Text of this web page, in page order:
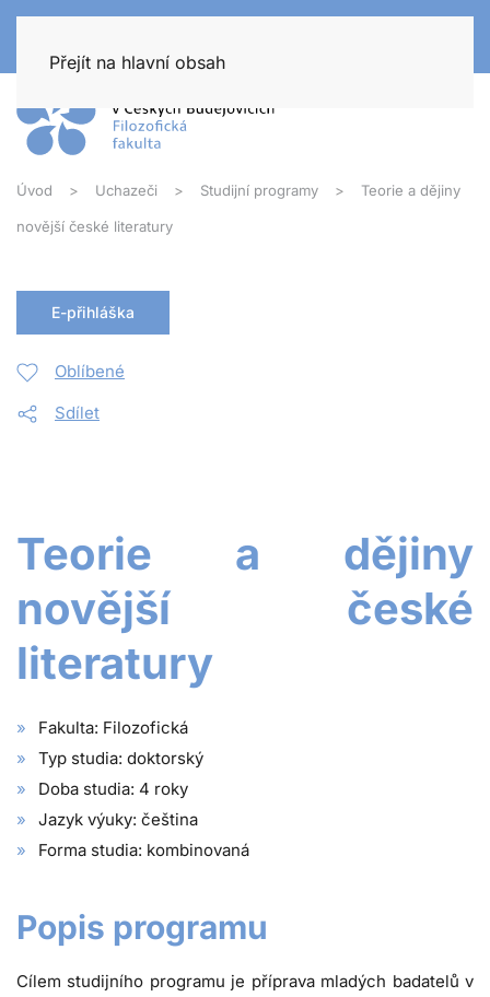
Přejít na hlavní obsah
Úvod Uchazeči Studijní programy Teorie a dějiny
novější české literatury
E-přihláška
Oblíbené
Sdílet
Teorie a dějiny
novější české
literatury
Fakulta: Filozofická
Typ studia: doktorský
Doba studia: 4 roky
Jazyk výuky: čeština
Forma studia: kombinovaná
Popis programu
Cílem studijního programu je příprava mladých badatelů v